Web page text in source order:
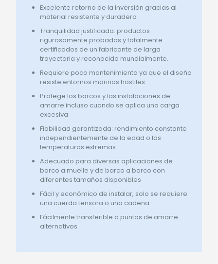
Excelente retorno de la inversión gracias al
material resistente y duradero
Tranquilidad justificada: productos
rigurosamente probados y totalmente
certificados de un fabricante de larga
trayectoria y reconocido mundialmente.
Requiere poco mantenimiento ya que el diseño
resiste entornos marinos hostiles
Protege los barcos y las instalaciones de
amarre incluso cuando se aplica una carga
excesiva
Fiabilidad garantizada: rendimiento constante
independientemente de la edad o las
temperaturas extremas
Adecuado para diversas aplicaciones de
barco a muelle y de barco a barco con
diferentes tamaños disponibles
Fácil y económico de instalar, solo se requiere
una cuerda tensora o una cadena.
Fácilmente transferible a puntos de amarre
alternativos.